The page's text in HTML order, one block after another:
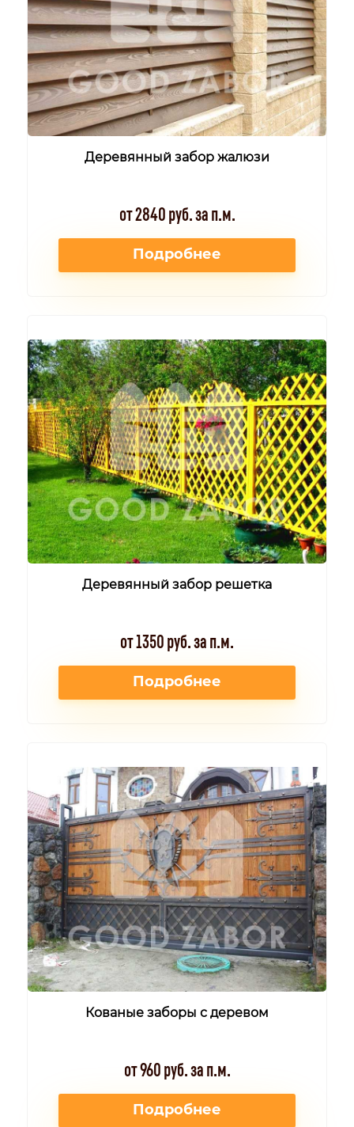
Деревянный забор жалюзи
от 2840 руб. за п.м.
Подробнее
Деревянный забор решетка
от 1350 руб. за п.м.
Подробнее
Кованые заборы с деревом
от 960 руб. за п.м.
Подробнее